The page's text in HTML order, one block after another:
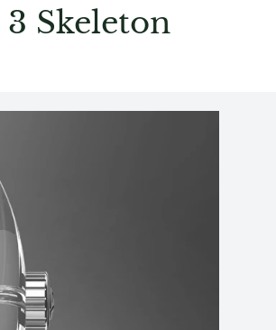
Skeleton